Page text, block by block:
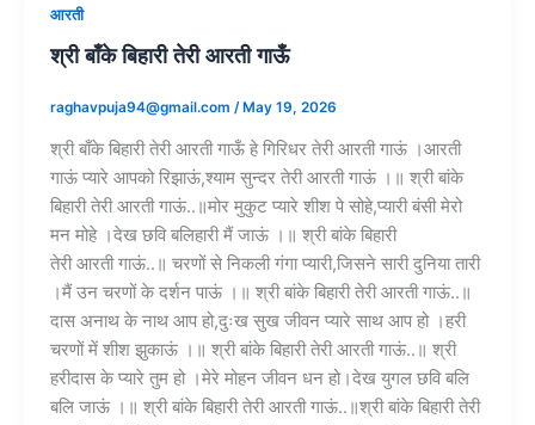
आरती
श्री बाँके बिहारी तेरी आरती गाऊँ
raghavpuja94@gmail.com / May 19, 2026
श्री बाँके बिहारी तेरी आरती गाऊँ हे गिरिधर तेरी आरती गाऊं ।आरती
गाऊं प्यारे आपको रिझाऊं,श्याम सुन्दर तेरी आरती गाऊं ।॥ श्री बांके
बिहारी तेरी आरती गाऊं..॥मोर मुकुट प्यारे शीश पे सोहे,प्यारी बंसी मेरो
मन मोहे ।देख छवि बलिहारी मैं जाऊं ।॥ श्री बांके बिहारी
तेरी आरती गाऊं..॥ चरणों से निकली गंगा प्यारी,जिसने सारी दुनिया तारी
।मैं उन चरणों के दर्शन पाऊं ।॥ श्री बांके बिहारी तेरी आरती गाऊं..॥
दास अनाथ के नाथ आप हो,दुःख सुख जीवन प्यारे साथ आप हो ।हरी
चरणों में शीश झुकाऊं ।॥ श्री बांके बिहारी तेरी आरती गाऊं..॥ श्री
हरीदास के प्यारे तुम हो ।मेरे मोहन जीवन धन हो।देख युगल छवि बलि
बलि जाऊं ।॥ श्री बांके बिहारी तेरी आरती गाऊं..॥श्री बांके बिहारी तेरी